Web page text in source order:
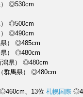
） ◎530cm
） ◎500cm
） ◎490cm
県） ◎485cm
） ◎480cm
潟県） ◎480cm
群馬県） ◎480cm
◎460cm、13位 札幌国際